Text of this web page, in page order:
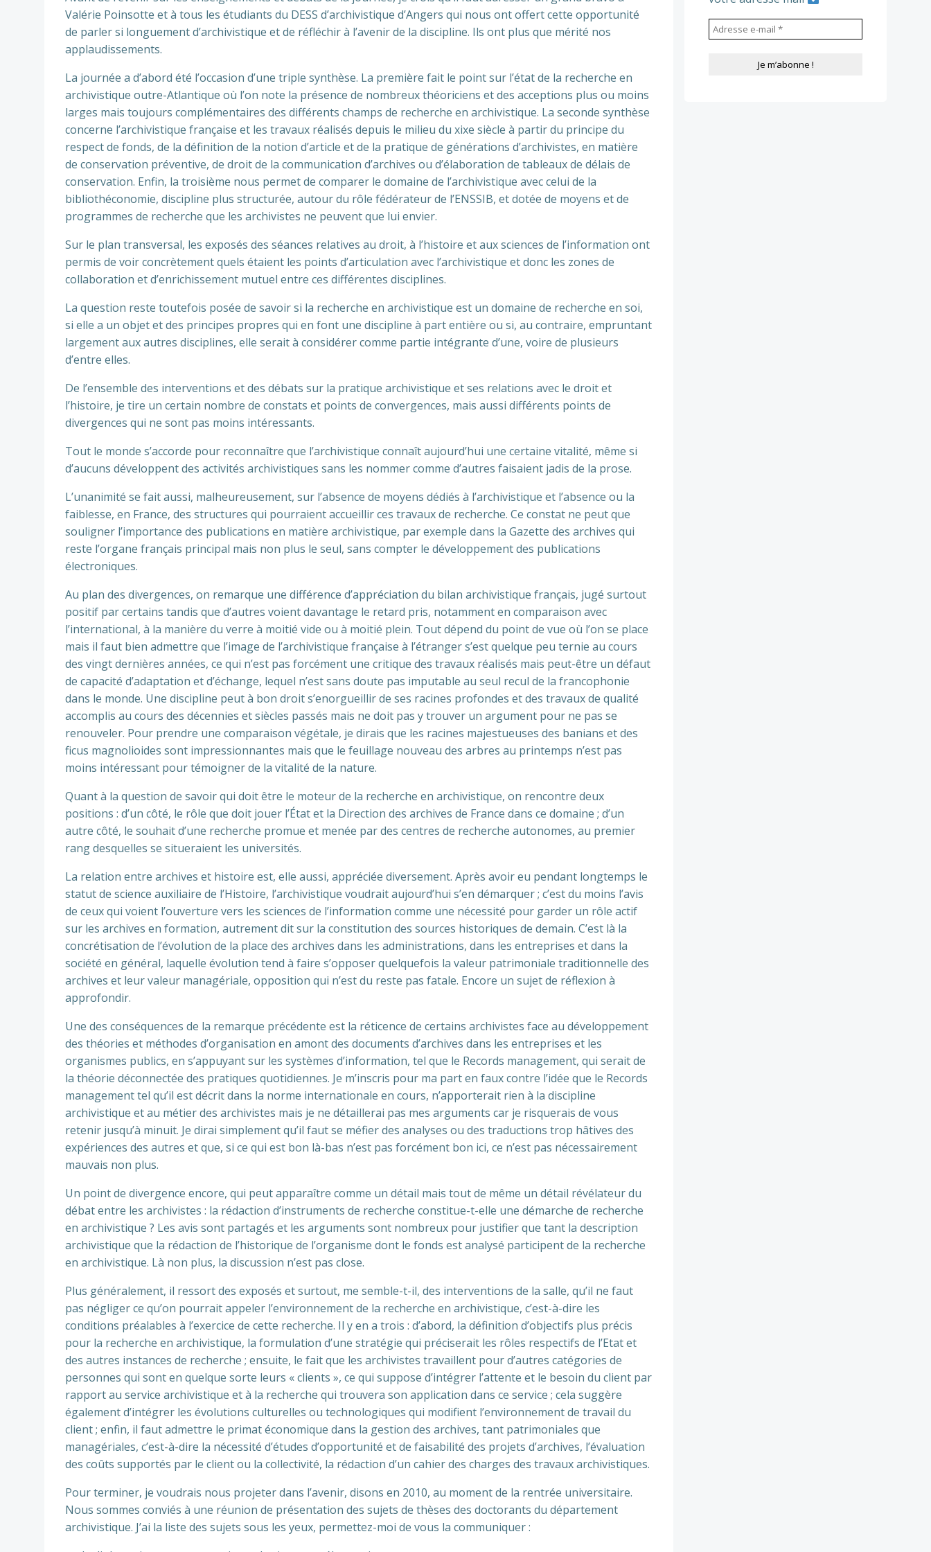
Valérie Poinsotte et à tous les étudiants du DESS d’archivistique d’Angers qui nous ont offert cette opportunité
de parler si longuement d’archivistique et de réfléchir à l’avenir de la discipline. Ils ont plus que mérité nos
applaudissements.
La journée a d’abord été l’occasion d’une triple synthèse. La première fait le point sur l’état de la recherche en
archivistique outre-Atlantique où l’on note la présence de nombreux théoriciens et des acceptions plus ou moins
larges mais toujours complémentaires des différents champs de recherche en archivistique. La seconde synthèse
concerne l’archivistique française et les travaux réalisés depuis le milieu du xixe siècle à partir du principe du
respect de fonds, de la définition de la notion d’article et de la pratique de générations d’archivistes, en matière
de conservation préventive, de droit de la communication d’archives ou d’élaboration de tableaux de délais de
conservation. Enfin, la troisième nous permet de comparer le domaine de l’archivistique avec celui de la
bibliothéconomie, discipline plus structurée, autour du rôle fédérateur de l’ENSSIB, et dotée de moyens et de
programmes de recherche que les archivistes ne peuvent que lui envier.
Sur le plan transversal, les exposés des séances relatives au droit, à l’histoire et aux sciences de l’information ont
permis de voir concrètement quels étaient les points d’articulation avec l’archivistique et donc les zones de
collaboration et d’enrichissement mutuel entre ces différentes disciplines.
La question reste toutefois posée de savoir si la recherche en archivistique est un domaine de recherche en soi,
si elle a un objet et des principes propres qui en font une discipline à part entière ou si, au contraire, empruntant
largement aux autres disciplines, elle serait à considérer comme partie intégrante d’une, voire de plusieurs
d’entre elles.
De l’ensemble des interventions et des débats sur la pratique archivistique et ses relations avec le droit et
l’histoire, je tire un certain nombre de constats et points de convergences, mais aussi différents points de
divergences qui ne sont pas moins intéressants.
Tout le monde s’accorde pour reconnaître que l’archivistique connaît aujourd’hui une certaine vitalité, même si
d’aucuns développent des activités archivistiques sans les nommer comme d’autres faisaient jadis de la prose.
L’unanimité se fait aussi, malheureusement, sur l’absence de moyens dédiés à l’archivistique et l’absence ou la
faiblesse, en France, des structures qui pourraient accueillir ces travaux de recherche. Ce constat ne peut que
souligner l’importance des publications en matière archivistique, par exemple dans la Gazette des archives qui
reste l’organe français principal mais non plus le seul, sans compter le développement des publications
électroniques.
Au plan des divergences, on remarque une différence d’appréciation du bilan archivistique français, jugé surtout
positif par certains tandis que d’autres voient davantage le retard pris, notamment en comparaison avec
l’international, à la manière du verre à moitié vide ou à moitié plein. Tout dépend du point de vue où l’on se place
mais il faut bien admettre que l’image de l’archivistique française à l’étranger s’est quelque peu ternie au cours
des vingt dernières années, ce qui n’est pas forcément une critique des travaux réalisés mais peut-être un défaut
de capacité d’adaptation et d’échange, lequel n’est sans doute pas imputable au seul recul de la francophonie
dans le monde. Une discipline peut à bon droit s’enorgueillir de ses racines profondes et des travaux de qualité
accomplis au cours des décennies et siècles passés mais ne doit pas y trouver un argument pour ne pas se
renouveler. Pour prendre une comparaison végétale, je dirais que les racines majestueuses des banians et des
ficus magnolioides sont impressionnantes mais que le feuillage nouveau des arbres au printemps n’est pas
moins intéressant pour témoigner de la vitalité de la nature.
Quant à la question de savoir qui doit être le moteur de la recherche en archivistique, on rencontre deux
positions : d’un côté, le rôle que doit jouer l’État et la Direction des archives de France dans ce domaine ; d’un
autre côté, le souhait d’une recherche promue et menée par des centres de recherche autonomes, au premier
rang desquelles se situeraient les universités.
La relation entre archives et histoire est, elle aussi, appréciée diversement. Après avoir eu pendant longtemps le
statut de science auxiliaire de l’Histoire, l’archivistique voudrait aujourd’hui s’en démarquer ; c’est du moins l’avis
de ceux qui voient l’ouverture vers les sciences de l’information comme une nécessité pour garder un rôle actif
sur les archives en formation, autrement dit sur la constitution des sources historiques de demain. C’est là la
concrétisation de l’évolution de la place des archives dans les administrations, dans les entreprises et dans la
société en général, laquelle évolution tend à faire s’opposer quelquefois la valeur patrimoniale traditionnelle des
archives et leur valeur managériale, opposition qui n’est du reste pas fatale. Encore un sujet de réflexion à
approfondir.
Une des conséquences de la remarque précédente est la réticence de certains archivistes face au développement
des théories et méthodes d’organisation en amont des documents d’archives dans les entreprises et les
organismes publics, en s’appuyant sur les systèmes d’information, tel que le Records management, qui serait de
la théorie déconnectée des pratiques quotidiennes. Je m’inscris pour ma part en faux contre l’idée que le Records
management tel qu’il est décrit dans la norme internationale en cours, n’apporterait rien à la discipline
archivistique et au métier des archivistes mais je ne détaillerai pas mes arguments car je risquerais de vous
retenir jusqu’à minuit. Je dirai simplement qu’il faut se méfier des analyses ou des traductions trop hâtives des
expériences des autres et que, si ce qui est bon là-bas n’est pas forcément bon ici, ce n’est pas nécessairement
mauvais non plus.
Un point de divergence encore, qui peut apparaître comme un détail mais tout de même un détail révélateur du
débat entre les archivistes : la rédaction d’instruments de recherche constitue-t-elle une démarche de recherche
en archivistique ? Les avis sont partagés et les arguments sont nombreux pour justifier que tant la description
archivistique que la rédaction de l’historique de l’organisme dont le fonds est analysé participent de la recherche
en archivistique. Là non plus, la discussion n’est pas close.
Plus généralement, il ressort des exposés et surtout, me semble-t-il, des interventions de la salle, qu’il ne faut
pas négliger ce qu’on pourrait appeler l’environnement de la recherche en archivistique, c’est-à-dire les
conditions préalables à l’exercice de cette recherche. Il y en a trois : d’abord, la définition d’objectifs plus précis
pour la recherche en archivistique, la formulation d’une stratégie qui préciserait les rôles respectifs de l’Etat et
des autres instances de recherche ; ensuite, le fait que les archivistes travaillent pour d’autres catégories de
personnes qui sont en quelque sorte leurs « clients », ce qui suppose d’intégrer l’attente et le besoin du client par
rapport au service archivistique et à la recherche qui trouvera son application dans ce service ; cela suggère
également d’intégrer les évolutions culturelles ou technologiques qui modifient l’environnement de travail du
client ; enfin, il faut admettre le primat économique dans la gestion des archives, tant patrimoniales que
managériales, c’est-à-dire la nécessité d’études d’opportunité et de faisabilité des projets d’archives, l’évaluation
des coûts supportés par le client ou la collectivité, la rédaction d’un cahier des charges des travaux archivistiques.
Pour terminer, je voudrais nous projeter dans l’avenir, disons en 2010, au moment de la rentrée universitaire.
Nous sommes conviés à une réunion de présentation des sujets de thèses des doctorants du département
archivistique. J’ai la liste des sujets sous les yeux, permettez-moi de vous la communiquer :